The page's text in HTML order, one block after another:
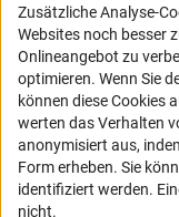
Erklärung zur
Barriere melden
DFG-aktuell
Erhalten Sie Neuigkeiten
schauen Sie sich die
Zusätzliche Analyse-
Websites noch besser
Onlineangebot zu
optimieren. Wenn Sie
können diese Cookies
werten das Verhalten
anonymisiert aus,
Form erheben. Sie
identifiziert werden.
nicht.